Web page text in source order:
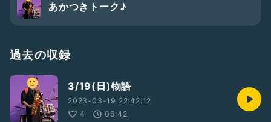
あかつきトーク♪
過去の収録
3/19(日)物語
2023-03-19 22:42:12
4
06:42